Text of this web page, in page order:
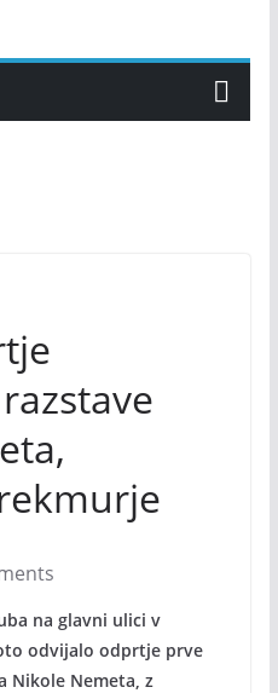
na glavni ulici v
odvijalo odprtje prve
Nikole Nemeta, z